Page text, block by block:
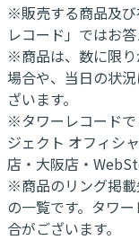
※販売する商品及
レコード」ではお答
※商品は、数に限り
場合や、当日の状
ざいます。
※タワーレコード
ジェクト オフィシ
店・大阪店・
※商品のリング掲
の一覧です。タワ
合がございます。